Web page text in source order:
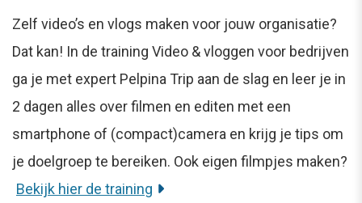
Zelf video’s en vlogs maken voor jouw organisatie?
Dat kan! In de training Video & vloggen voor bedrijven
ga je met expert Pelpina Trip aan de slag en leer je in
2 dagen alles over filmen en editen met een
smartphone of (compact)camera en krijg je tips om
je doelgroep te bereiken. Ook eigen filmpjes maken?
Bekijk hier de training